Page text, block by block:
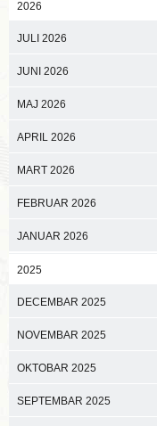
2026
JULI 2026
JUNI 2026
MAJ 2026
APRIL 2026
MART 2026
FEBRUAR 2026
JANUAR 2026
2025
DECEMBAR 2025
NOVEMBAR 2025
OKTOBAR 2025
SEPTEMBAR 2025